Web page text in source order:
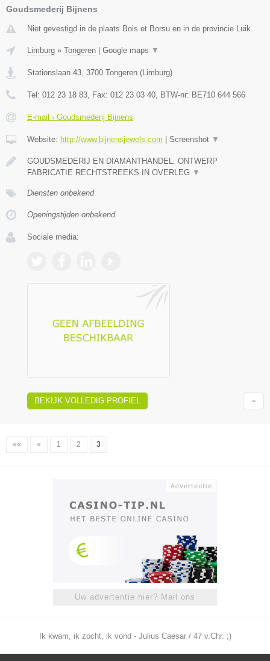
Goudsmederij Bijnens
Niet gevestigd in de plaats Bois et Borsu en in de provincie Luik.
Limburg » Tongeren | Google maps ▼
Stationslaan 43 3700 Tongeren (Limburg)
Tel: 012 23 18 83 , Fax: 012 23 03 40 , BTW-nr: BE710 644 566
E-mail › Goudsmederij Bijnens
Website: http://www.bijnensjewels.com | Screenshot ▼
GOUDSMEDERIJ EN DIAMANTHANDEL. ONTWERP
FABRICATIE RECHTSTREEKS IN OVERLEG ▼
Diensten onbekend
Openingstijden onbekend
Sociale media:
BEKIJK VOLLEDIG PROFIEL
«« « 1 2 3
Uw advertentie hier? Mail ons
Ik kwam, ik zocht, ik vond - Julius Caesar / 47 v.Chr. ;)